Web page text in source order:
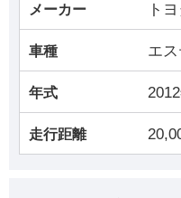
メーカー ト
車種 エ
年式
走行距離